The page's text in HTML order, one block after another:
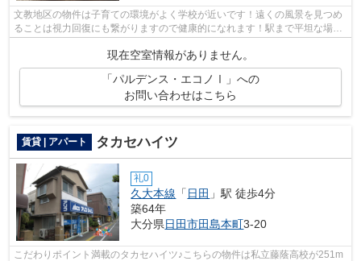
文教地区の物件は子育ての環境がよく学校が近いです！遠くの風景を見つめ
ることは視力回復にも繋がりますので健康的になれます！駅まで平坦な場所
現在空室情報がありません。
「パルデンス・エコノⅠ」への
お問い合わせはこちら
賃貸 | アパート タカセハイツ
礼0
久大本線 「 日田 」駅 徒歩4分
築64年
大分県日田市田島本町3-20
こだわりポイント満載のタカセハイツ♪こちらの物件は私立藤蔭高校が251m